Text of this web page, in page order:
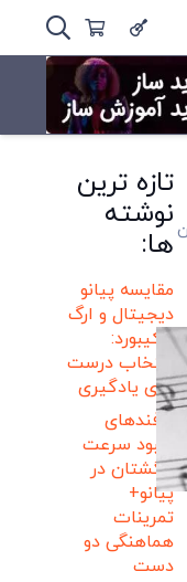
تازه ترین
نوشته
ها:
مقایسه پیانو
دیجیتال و ارگ
و کیبورد:
انتخاب درست
برای یادگیری
ترفندهای
بهبود سرعت
انگشتان در
پیانو+
تمرینات
هماهنگی دو
دست